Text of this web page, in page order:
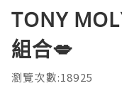
TONY
組合💋
瀏覽次數:18925